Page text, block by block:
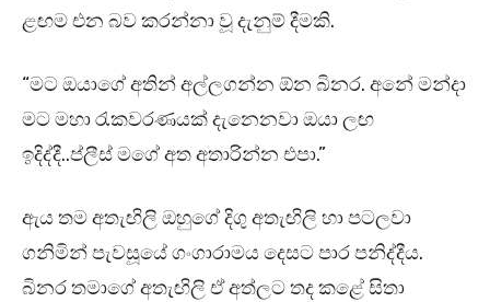
ළඟම එන බව කරන්නා වූ දැනුම් දීමකි.
“මට ඔයාගේ අතින් අල්ලගන්න ඕන බිනර. අනේ මන්දා
මට මහා රැකවරණයක් දැනෙනවා ඔයා ලඟ
ඉදිද්දී..ප්ලීස් මගේ අත අතාරින්න එපා.”
ඇය තම අතැඟිලි ඔහුගේ දිගු අතැඟිලි හා පටලවා
ගනිමින් පැවසූයේ ගංගාරාමය දෙසට පාර පනිද්දීය.
බිනර තමාගේ අතැඟිලි ඒ අත්ලට තද කළේ සිතා